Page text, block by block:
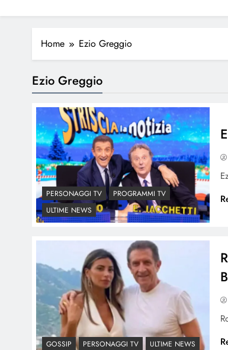
Home Ezio Greggio
Ezio Greggio
PERSONAGGI TV
PROGRAMMI TV
ULTIME NEWS
GOSSIP PERSONAGGI TV ULTIME NEWS